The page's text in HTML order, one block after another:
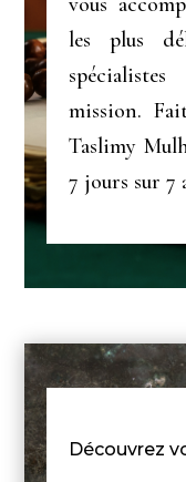
les plus
mission.
Taslimy
7 jours sur 7
Découvrez